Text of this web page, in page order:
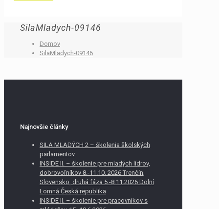
SilaMladych-09146
Domov
SilaMladych-09146
Najnovšie články
SILA MLADÝCH 2 – školenia školských
parlamentov
INSIDE II. – školenie pre mladých lídrov,
dobrovoľníkov 8.-11.10. 2026 Trenčín,
Slovensko, druhá fáza 5.-8.11.2026 Dolní
Lomná Česká republika
INSIDE II. – školenie pre pracovníkov s